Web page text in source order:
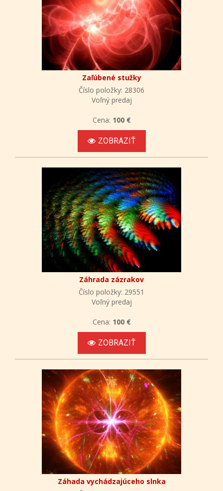
Zaľúbené stužky
Číslo položky: 28306
Voľný predaj
Cena: 100 €
ZOBRAZIŤ
Záhrada zázrakov
Číslo položky: 29551
Voľný predaj
Cena: 100 €
ZOBRAZIŤ
Záhada vychádzajúceho slnka